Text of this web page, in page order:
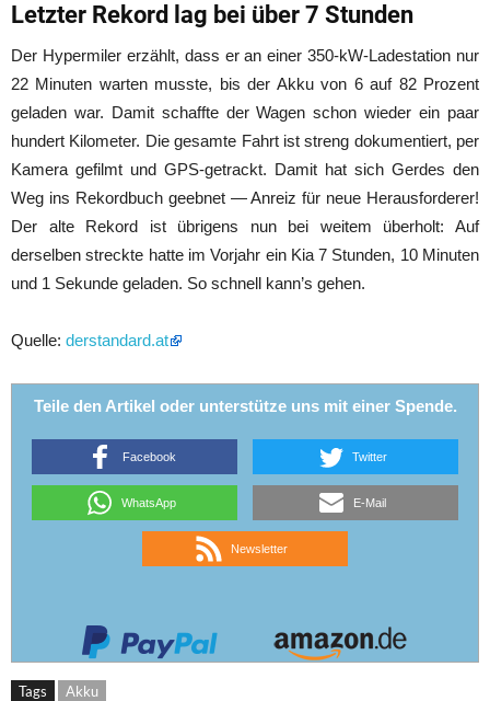
Letzter Rekord lag bei über 7 Stunden
Der Hypermiler erzählt, dass er an einer 350-kW-Ladestation nur
22 Minuten warten musste, bis der Akku von 6 auf 82 Prozent
geladen war. Damit schaffte der Wagen schon wieder ein paar
hundert Kilometer. Die gesamte Fahrt ist streng dokumentiert, per
Kamera gefilmt und GPS-getrackt. Damit hat sich Gerdes den
Weg ins Rekordbuch geebnet — Anreiz für neue Herausforderer!
Der alte Rekord ist übrigens nun bei weitem überholt: Auf
derselben streckte hatte im Vorjahr ein Kia 7 Stunden, 10 Minuten
und 1 Sekunde geladen. So schnell kann’s gehen.
Quelle: derstandard.at
Teile den Artikel oder unterstütze uns mit einer Spende.
Facebook Twitter
WhatsApp E-Mail
Newsletter
Tags Akku